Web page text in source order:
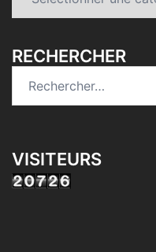
RECHERCHER
VISITEURS